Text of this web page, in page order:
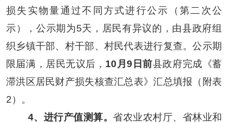
损失实物量通过不同方式进行公示（第二次公
示），公示期为5天，居民有异议的，由县政府组
织乡镇干部、村干部、村民代表进行复查。公示期
限届满，居民无议后， 10月9日前县政府完成 《蓄
滞洪区居民财产损失核查汇总表》汇总填报（附表
2）。
4、进行产值测算。省农业农村厅、省林业和